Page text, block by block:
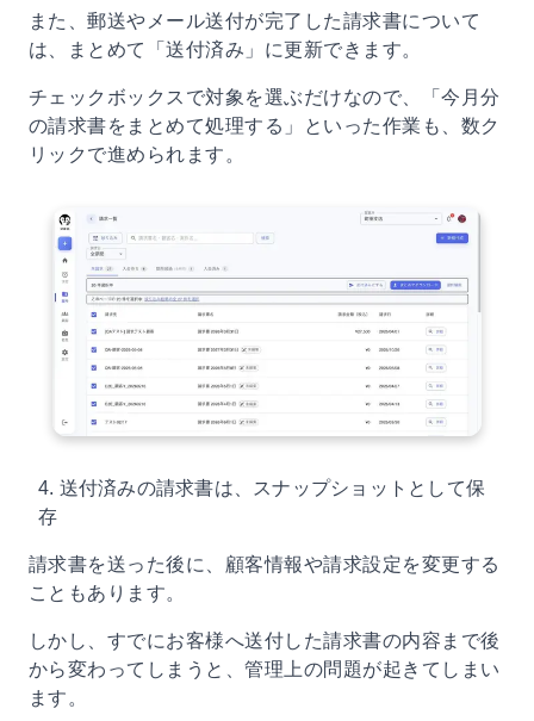
また、郵送やメール送付が完了した請求書について
は、まとめて「送付済み」に更新できます。
チェックボックスで対象を選ぶだけなので、「今月分
の請求書をまとめて処理する」といった作業も、数ク
リックで進められます。
4. 送付済みの請求書は、スナップショットとして保
存
請求書を送った後に、顧客情報や請求設定を変更する
こともあります。
しかし、すでにお客様へ送付した請求書の内容まで後
から変わってしまうと、管理上の問題が起きてしまい
ます。